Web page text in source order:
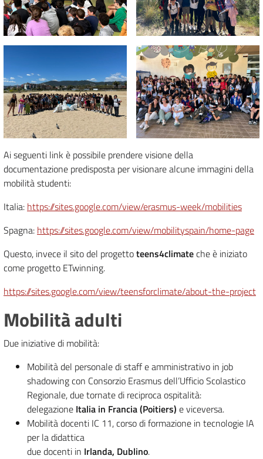
Ai seguenti link è possibile prendere visione della
documentazione predisposta per visionare alcune immagini della
mobilità studenti:
Italia: https://sites.google.com/view/erasmus-week/mobilities
Spagna: https://sites.google.com/view/mobilityspain/home-page
Questo, invece il sito del progettoteens4climateche è iniziato
come progetto ETwinning.
https://sites.google.com/view/teensforclimate/about-the-project
Mobilità adulti
Due iniziative di mobilità:
Mobilità del personale di staff e amministrativo in job
shadowing con Consorzio Erasmus dell’Ufficio Scolastico
Regionale, due tornate di reciproca ospitalità:
delegazione Italia in Francia (Poitiers) e viceversa.
Mobilità docenti IC 11, corso di formazione in tecnologie IA
per la didattica
due docenti in Irlanda, Dublino.